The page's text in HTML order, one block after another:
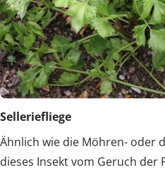
Selleriefliege
Ähnlich wie die Möhren- oder
dieses Insekt vom Geruch der